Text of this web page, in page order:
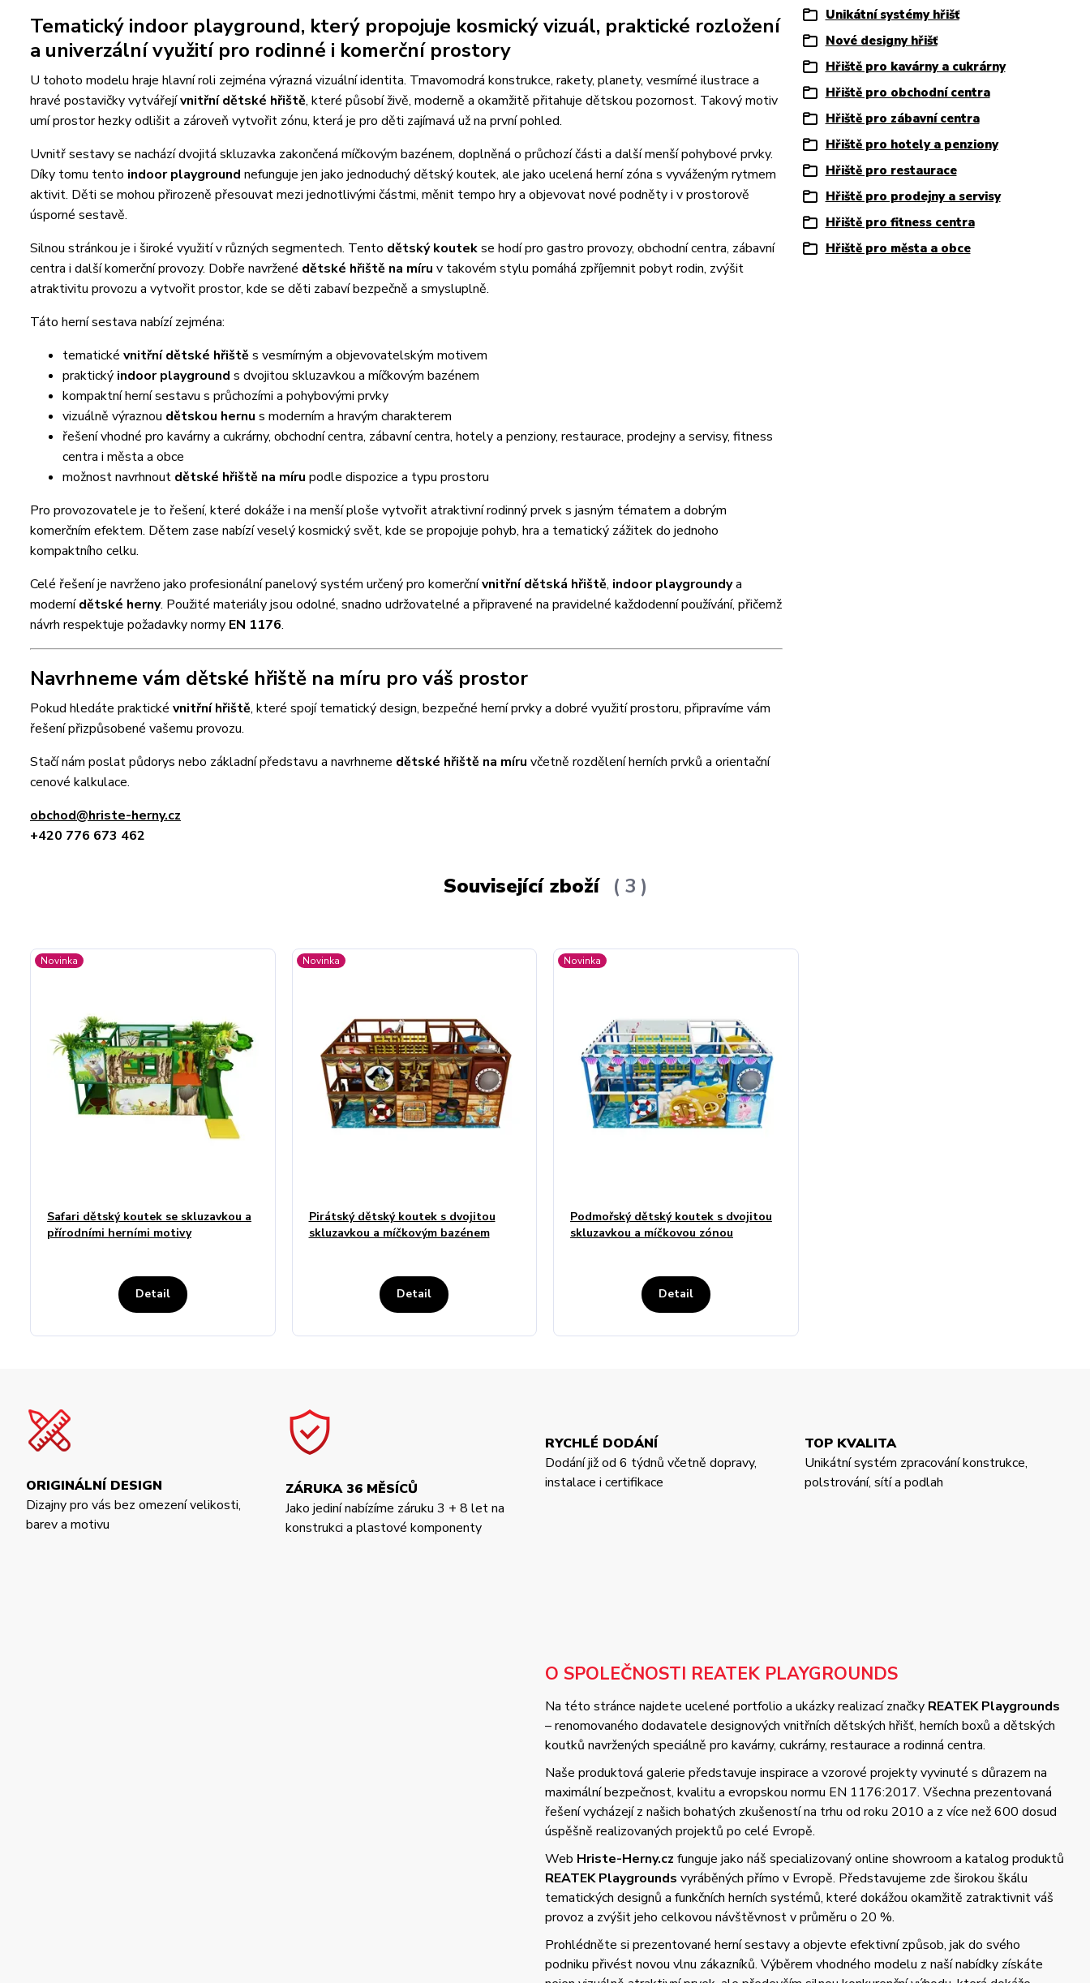
Tematický indoor playground, který propojuje kosmický vizuál, praktické rozložení
a univerzální využití pro rodinné i komerční prostory
U tohoto modelu hraje hlavní roli zejména výrazná vizuální identita. Tmavomodrá konstrukce, rakety, planety, vesmírné ilustrace a
hravé postavičky vytvářejívnitřní dětské hřiště, které působí živě, moderně a okamžitě přitahuje dětskou pozornost. Takový motiv
umí prostor hezky odlišit a zároveň vytvořit zónu, která je pro děti zajímavá už na první pohled.
Uvnitř sestavy se nachází dvojitá skluzavka zakončená míčkovým bazénem, doplněná o průchozí části a další menší pohybové prvky.
Díky tomu tento indoor playground nefunguje jen jako jednoduchý dětský koutek, ale jako ucelená herní zóna s vyváženým rytmem
aktivit. Děti se mohou přirozeně přesouvat mezi jednotlivými částmi, měnit tempo hry a objevovat nové podněty i v prostorově
úsporné sestavě.
Silnou stránkou je i široké využití v různých segmentech. Tento dětský koutekse hodí pro gastro provozy, obchodní centra, zábavní
centra i další komerční provozy. Dobře navržené dětské hřiště na míru v takovém stylu pomáhá zpříjemnit pobyt rodin, zvýšit
atraktivitu provozu a vytvořit prostor, kde se děti zabaví bezpečně a smysluplně.
Táto herní sestava nabízí zejména:
tematické vnitřní dětské hřiště s vesmírným a objevovatelským motivem
praktický indoor playground s dvojitou skluzavkou a míčkovým bazénem
kompaktní herní sestavu s průchozími a pohybovými prvky
vizuálně výraznou dětskou hernu s moderním a hravým charakterem
řešení vhodné pro kavárny a cukrárny, obchodní centra, zábavní centra, hotely a penziony, restaurace, prodejny a servisy, fitness
centra i města a obce
možnost navrhnout dětské hřiště na míru podle dispozice a typu prostoru
Pro provozovatele je to řešení, které dokáže i na menší ploše vytvořit atraktivní rodinný prvek s jasným tématem a dobrým
komerčním efektem. Dětem zase nabízí veselý kosmický svět, kde se propojuje pohyb, hra a tematický zážitek do jednoho
kompaktního celku.
Celé řešení je navrženo jako profesionální panelový systém určený pro komerčnívnitřní dětská hřiště, indoor playgroundya
modernídětské herny. Použité materiály jsou odolné, snadno udržovatelné a připravené na pravidelné každodenní používání, přičemž
návrh respektuje požadavky normy EN 1176.
Navrhneme vám dětské hřiště na míru pro váš prostor
Pokud hledáte praktické vnitřní hřiště, které spojí tematický design, bezpečné herní prvky a dobré využití prostoru, připravíme vám
řešení přizpůsobené vašemu provozu.
Stačí nám poslat půdorys nebo základní představu a navrhneme dětské hřiště na míru včetně rozdělení herních prvků a orientační
cenové kalkulace.
obchod@hriste-herny.cz
+420 776 673 462
Unikátní systémy hřišť
Nové designy hřišť
Hřiště pro kavárny a cukrárny
Hřiště pro obchodní centra
Hřiště pro zábavní centra
Hřiště pro hotely a penziony
Hřiště pro restaurace
Hřiště pro prodejny a servisy
Hřiště pro fitness centra
Hřiště pro města a obce
Související zboží 3
Novinka
Safari dětský koutek se skluzavkou a
přírodními herními motivy
Detail
Novinka
Pirátský dětský koutek s dvojitou
skluzavkou a míčkovým bazénem
Detail
Novinka
Podmořský dětský koutek s dvojitou
skluzavkou a míčkovou zónou
Detail
ORIGINÁLNÍ DESIGN
Dizajny pro vás bez omezení velikosti,
barev a motivu
ZÁRUKA 36 MĚSÍCŮ
Jako jediní nabízíme záruku 3 + 8 let na
konstrukci a plastové komponenty
RYCHLÉ DODÁNÍ
Dodání již od 6 týdnů včetně dopravy,
instalace i certifikace
TOP KVALITA
Unikátní systém zpracování konstrukce,
polstrování, sítí a podlah
O SPOLEČNOSTI REATEK PLAYGROUNDS
Na této stránce najdete ucelené portfolio a ukázky realizací značky REATEK Playgrounds
– renomovaného dodavatele designových vnitřních dětských hřišť, herních boxů a dětských
koutků navržených speciálně pro kavárny, cukrárny, restaurace a rodinná centra.
Naše produktová galerie představuje inspirace a vzorové projekty vyvinuté s důrazem na
maximální bezpečnost, kvalitu a evropskou normu EN 1176:2017. Všechna prezentovaná
řešení vycházejí z našich bohatých zkušeností na trhu od roku 2010 a z více než 600 dosud
úspěšně realizovaných projektů po celé Evropě.
Web Hriste-Herny.cz funguje jako náš specializovaný online showroom a katalog produktů
REATEK Playgrounds vyráběných přímo v Evropě. Představujeme zde širokou škálu
tematických designů a funkčních herních systémů, které dokážou okamžitě zatraktivnit váš
provoz a zvýšit jeho celkovou návštěvnost v průměru o 20 %.
Prohlédněte si prezentované herní sestavy a objevte efektivní způsob, jak do svého
podniku přivést novou vlnu zákazníků. Výběrem vhodného modelu z naší nabídky získáte